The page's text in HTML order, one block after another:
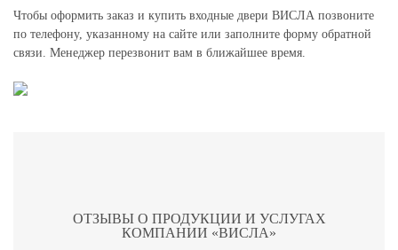
Чтобы оформить заказ и купить входные двери ВИСЛА позвоните
по телефону, указанному на сайте или заполните форму обратной
связи. Менеджер перезвонит вам в ближайшее время.
ОТЗЫВЫ О ПРОДУКЦИИ И УСЛУГАХ
КОМПАНИИ «ВИСЛА»